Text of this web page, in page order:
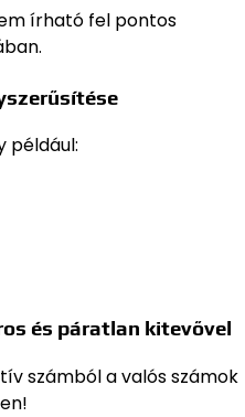
írható fel pontos
például:
és páratlan kitevővel
számból a valós számok